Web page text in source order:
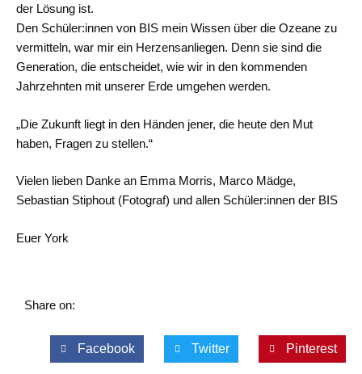
der Lösung ist.
Den Schüler:innen von BIS mein Wissen über die Ozeane zu
vermitteln, war mir ein Herzensanliegen. Denn sie sind die
Generation, die entscheidet, wie wir in den kommenden
Jahrzehnten mit unserer Erde umgehen werden.
„Die Zukunft liegt in den Händen jener, die heute den Mut
haben, Fragen zu stellen.“
Vielen lieben Danke an Emma Morris, Marco Mädge,
Sebastian Stiphout (Fotograf) und allen Schüler:innen der BIS
Euer York
Share on:
Facebook Twitter Pinterest